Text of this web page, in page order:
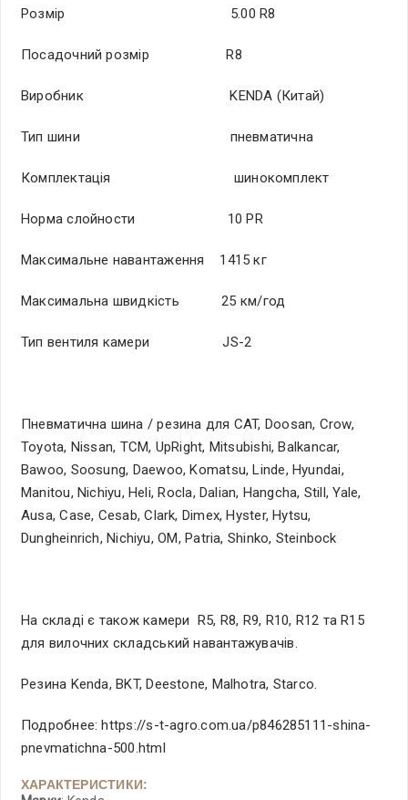
Розмір 5.00 R8
Посадочний розмір R8
Виробник KENDA (Китай)
Тип шини пневматична
Комплектація шинокомплект
Норма слойности 10 PR
Максимальне навантаження 1415 кг
Максимальна швидкість 25 км/год
Тип вентиля камери JS-2
Пневматична шина / резина для CAT, Doosan, Crow,
Toyota, Nissan, TCM, UpRight, Mitsubishi, Balkancar,
Bawoo, Soosung, Daewoo, Komatsu, Linde, Hyundai,
Manitou, Nichiyu, Heli, Rocla, Dalian, Hangcha, Still, Yale,
Ausa, Case, Cesab, Clark, Dimex, Hyster, Hytsu,
Dungheinrich, Nichiyu, OM, Patria, Shinko, Steinbock
На складі є також камери R5, R8, R9, R10, R12 та R15
для вилочних складський навантажувачів.
Резина Kenda, BKT, Deestone, Malhotra, Starco.
Подробнее: https://s-t-agro.com.ua/p846285111-shina-
pnevmatichna-500.html
ХАРАКТЕРИСТИКИ: